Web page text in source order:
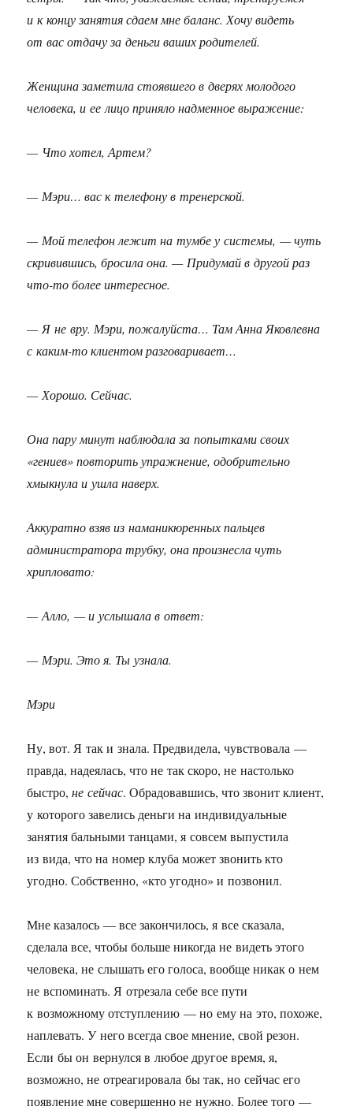
и к концу занятия сдаем мне баланс. Хочу видеть
от вас отдачу за деньги ваших родителей.
Женщина заметила стоявшего в дверях молодого
человека, и ее лицо приняло надменное выражение:
— Что хотел, Артем?
— Мэри… вас к телефону в тренерской.
— Мой телефон лежит на тумбе у системы, — чуть
скривившись, бросила она. — Придумай в другой раз
что-то более интересное.
— Я не вру. Мэри, пожалуйста… Там Анна Яковлевна
с каким-то клиентом разговаривает…
— Хорошо. Сейчас.
Она пару минут наблюдала за попытками своих
«гениев» повторить упражнение, одобрительно
хмыкнула и ушла наверх.
Аккуратно взяв из наманикюренных пальцев
администратора трубку, она произнесла чуть
хрипловато:
— Алло, — и услышала в ответ:
— Мэри. Это я. Ты узнала.
Мэри
Ну, вот. Я так и знала. Предвидела, чувствовала —
правда, надеялась, что не так скоро, не настолько
быстро,не сейчас. Обрадовавшись, что звонит клиент,
у которого завелись деньги на индивидуальные
занятия бальными танцами, я совсем выпустила
из вида, что на номер клуба может звонить кто
угодно. Собственно, «кто угодно» и позвонил.
Мне казалось — все закончилось, я все сказала,
сделала все, чтобы больше никогда не видеть этого
человека, не слышать его голоса, вообще никак о нем
не вспоминать. Я отрезала себе все пути
к возможному отступлению — но ему на это, похоже,
наплевать. У него всегда свое мнение, свой резон.
Если бы он вернулся в любое другое время, я,
возможно, не отреагировала бы так, но сейчас его
появление мне совершенно не нужно. Более того —